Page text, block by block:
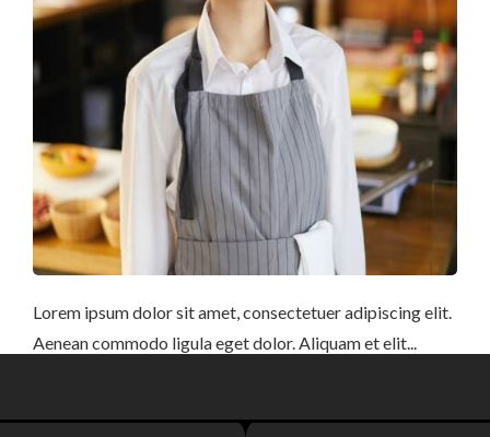
Lorem ipsum dolor sit amet, consectetuer adipiscing elit.
Aenean commodo ligula eget dolor. Aliquam et elit...